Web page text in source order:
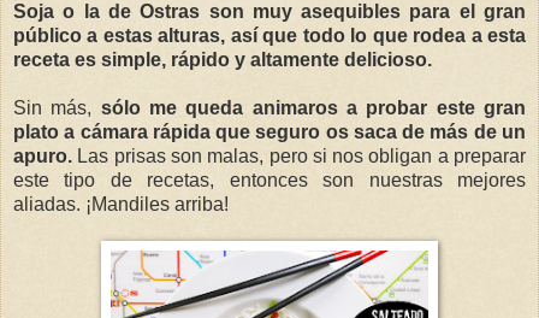
Soja o la de Ostras son muy asequibles para el gran
público a estas alturas, así que todo lo que rodea a esta
receta es simple, rápido y altamente delicioso.
Sin más, sólo me queda animaros a probar este gran
plato a cámara rápida que seguro os saca de más de un
apuro. Las prisas son malas, pero si nos obligan a preparar
este tipo de recetas, entonces son nuestras mejores
aliadas. ¡Mandiles arriba!